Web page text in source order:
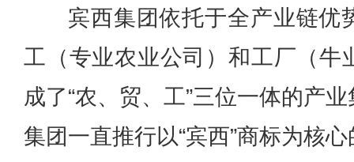
宾西集团依托于全产业链优
工（专业农业公司）和工厂（牛
成了“农、贸、工”三位一体的产
集团一直推行以“宾西”商标为核